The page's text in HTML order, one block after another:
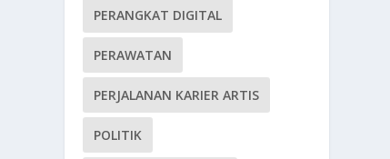
PERANGKAT DIGITAL
PERAWATAN
PERJALANAN KARIER ARTIS
POLITIK